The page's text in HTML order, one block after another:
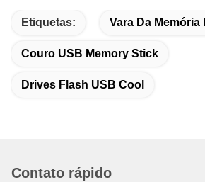
Etiquetas: Vara Da Memória
Couro USB Memory Stick
Drives Flash USB Cool
Contato rápido